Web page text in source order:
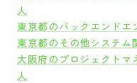
人
東京都のバックエンドエ
東京都のその他システム
大阪府のプロジェクトマ
人